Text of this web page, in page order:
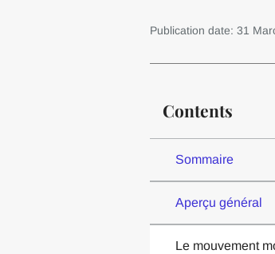
Publication date: 31
Contents
Sommaire
Aperçu général
Le mouvement